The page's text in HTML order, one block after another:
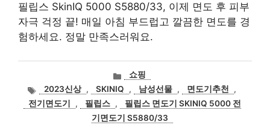
필립스 SkinIQ 5000 S5880/33, 이제 면도 후 피부
자극 걱정 끝! 매일 아침 부드럽고 깔끔한 면도를 경
험하세요. 정말 만족스러워요.
카
고
리
쇼핑
태
그
2023신상 , SKINIQ , 남성선물 , 면도기추천
,
전기면도기
, 필립스 ,
필립스 면도기 SKINIQ 5000 전
기면도기 S5880/33